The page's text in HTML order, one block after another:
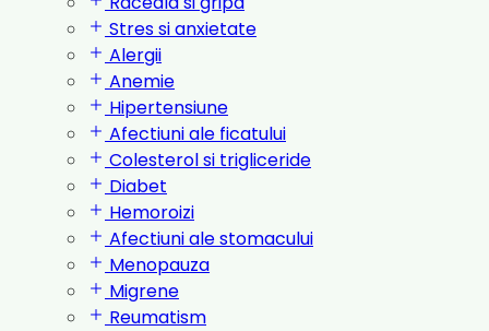
Stres si anxietate
Alergii
Anemie
Hipertensiune
Afectiuni ale ficatului
Colesterol si trigliceride
Diabet
Hemoroizi
Afectiuni ale stomacului
Menopauza
Migrene
Reumatism